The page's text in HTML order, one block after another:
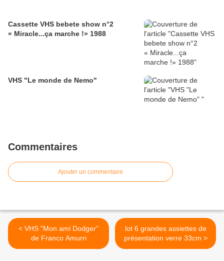
Cassette VHS bebete show n°2
« Miracle...ça marche !» 1988
VHS "Le monde de Nemo"
Commentaires
Ajouter un commentaire
< VHS "Mon ami Dodger"
de Franco Amurri
lot 6 grandes assiettes de
présentation verre 33cm >